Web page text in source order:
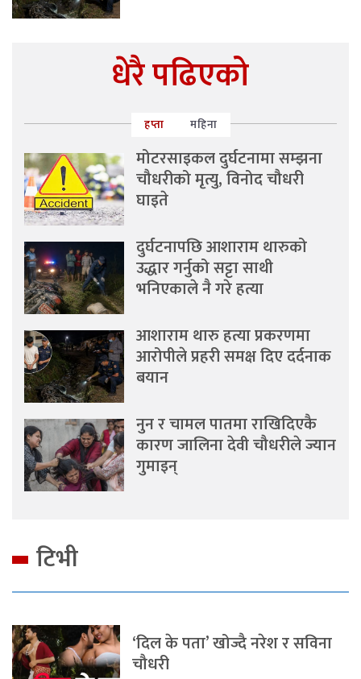
धेरै पढिएको
हप्ता महिना
मोटरसाइकल दुर्घटनामा सम्झना
चौधरीको मृत्यु, विनोद चौधरी
घाइते
दुर्घटनापछि आशाराम थारुको
उद्धार गर्नुको सट्टा साथी
भनिएकाले नै गरे हत्या
आशाराम थारु हत्या प्रकरणमा
आरोपीले प्रहरी समक्ष दिए दर्दनाक
बयान
नुन र चामल पातमा राखिदिएकै
कारण जालिना देवी चौधरीले ज्यान
गुमाइन्
टिभी
‘दिल के पता’ खोज्दै नरेश र सविना
चौधरी